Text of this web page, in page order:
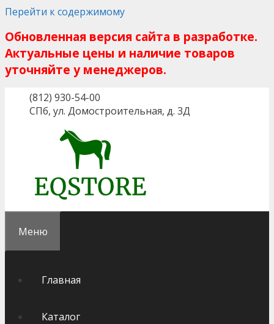
Перейти к содержимому
Обновленная версия сайта в разработке.
Актуальные цены и наличие товаров
уточняйте у менеджеров.
(812) 930-54-00
СПб, ул. Домостроительная, д. 3Д
Меню
Главная
Каталог